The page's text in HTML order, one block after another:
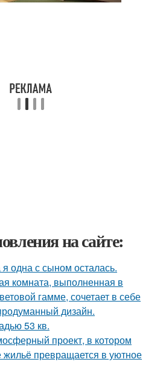
на сайте:
одна с сыном осталась.
комната, выполненная в
гамме, сочетает в себе
дизайн.
53 кв.
проект, в котором
жильё превращается в уютное